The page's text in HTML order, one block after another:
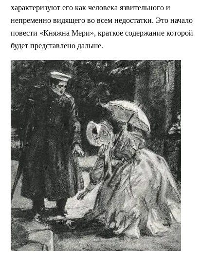
характеризуют его как человека язвительного и
непременно видящего во всем недостатки. Это начало
повести «Княжна Мери», краткое содержание которой
будет представлено дальше.